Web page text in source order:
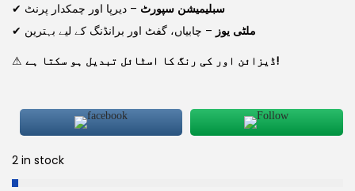
✔
سبلیمیشن سپورٹ – دیرپا اور چمکدار پرنٹ
✔
ملٹی یوز – چابیاں، گفٹ اور برانڈنگ کے لیے بہترین
⚠
ڈیزائن اور کی رنگ کا اسٹائل تبدیل ہو سکتا ہے!
2 in stock